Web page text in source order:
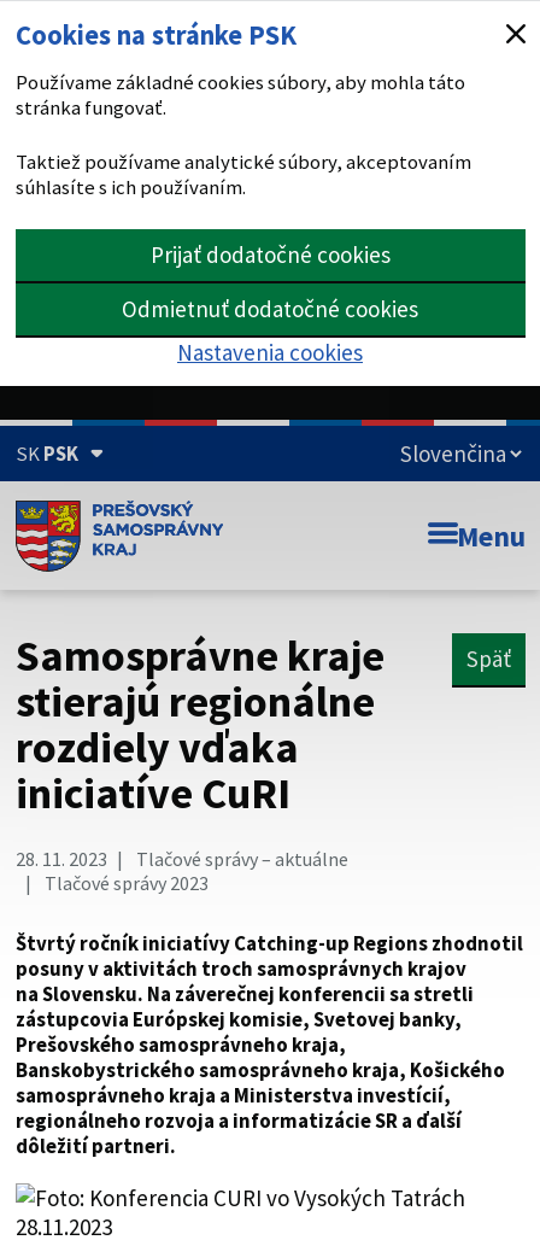
Cookies na stránke PSK
Používame základné cookies súbory, aby mohla táto
stránka fungovať.
Taktiež používame analytické súbory, akceptovaním
súhlasíte s ich používaním.
Prijať dodatočné cookies
Odmietnuť dodatočné cookies
Nastavenia cookies
SKPSK
Doména psk.sk je oficiálna
Toto je oficiálna webová stránka Prešovského
Táto stránka je zabezpečená
Buďte pozorní a vždy sa uistite, že zdieľate informácie iba
cez zabezpečenú webovú stránku. Zabezpečená stránka
vždy začína https:// pred názvom domény webového sídla.
Menu
Samosprávne kraje
stierajú regionálne
rozdiely vďaka
iniciatíve CuRI
Späť
28. 11. 2023
Tlačové správy – aktuálne
Tlačové správy 2023
Štvrtý ročník iniciatívy Catching-up Regions zhodnotil
posuny v aktivitách troch samosprávnych krajov
na Slovensku. Na záverečnej konferencii sa stretli
zástupcovia Európskej komisie, Svetovej banky,
Prešovského samosprávneho kraja,
Banskobystrického samosprávneho kraja, Košického
samosprávneho kraja a Ministerstva investícií,
regionálneho rozvoja a informatizácie SR a ďalší
dôležití partneri.